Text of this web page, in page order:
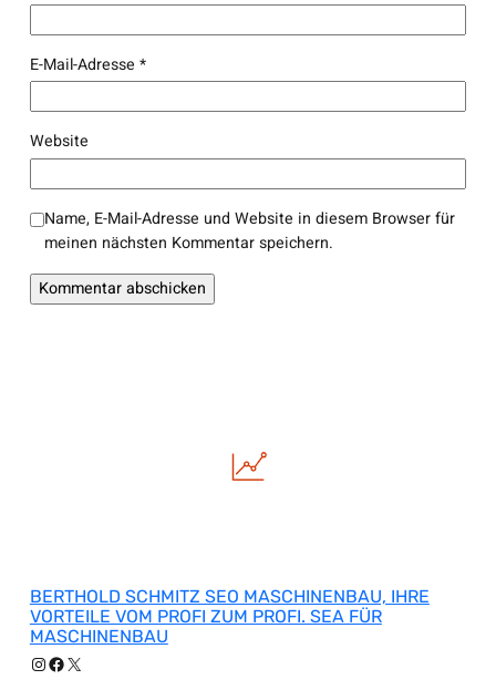
E-Mail-Adresse *
Website
Name, E-Mail-Adresse und Website in diesem Browser für
meinen nächsten Kommentar speichern.
BERTHOLD SCHMITZ SEO MASCHINENBAU, IHRE
VORTEILE VOM PROFI ZUM PROFI. SEA FÜR
MASCHINENBAU
Instagram
Facebook
X